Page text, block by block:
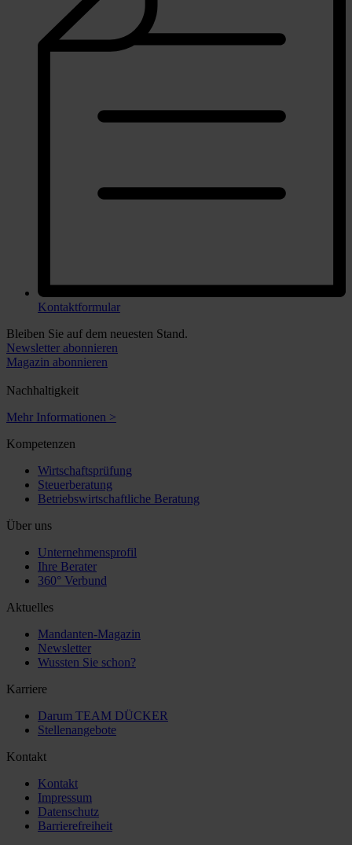
Kontaktformular
Bleiben Sie auf dem neuesten Stand.
Newsletter abonnieren
Magazin abonnieren
Nachhaltigkeit
Mehr Informationen >
Kompetenzen
Wirtschaftsprüfung
Steuerberatung
Betriebswirtschaftliche Beratung
Über uns
Unternehmensprofil
Ihre Berater
360° Verbund
Aktuelles
Mandanten-Magazin
Newsletter
Wussten Sie schon?
Karriere
Darum TEAM DÜCKER
Stellenangebote
Kontakt
Kontakt
Impressum
Datenschutz
Barrierefreiheit